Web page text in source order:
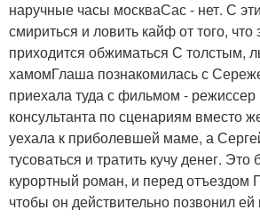
наручные часы москваСас - нет. С
смириться и ловить кайф от того,
приходится обжиматься С толстым,
хамомГлаша познакомилась с
приехала туда с фильмом - режиссер
консультанта по сценариям вместо
уехала к приболевшей маме, а
тусоваться и тратить кучу денег.
курортный роман, и перед отъездом
чтобы он действительно позвонил